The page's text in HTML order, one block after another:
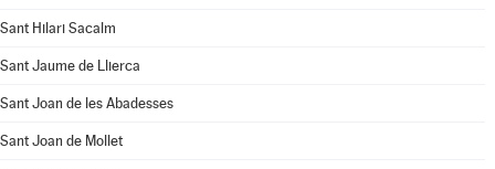
Sant Hilari Sacalm
Sant Jaume de Llierca
Sant Joan de les Abadesses
Sant Joan de Mollet